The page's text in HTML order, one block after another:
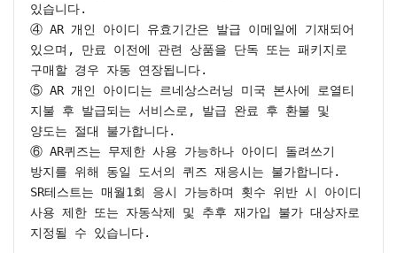
있습니다.
④ AR 개인 아이디 유효기간은 발급 이메일에 기재되어
있으며, 만료 이전에 관련 상품을 단독 또는 패키지로
구매할 경우 자동 연장됩니다.
⑤ AR 개인 아이디는 르네상스러닝 미국 본사에 로열티
지불 후 발급되는 서비스로, 발급 완료 후 환불 및
양도는 절대 불가합니다.
⑥ AR퀴즈는 무제한 사용 가능하나 아이디 돌려쓰기
방지를 위해 동일 도서의 퀴즈 재응시는 불가합니다.
SR테스트는 매월1회 응시 가능하며 횟수 위반 시 아이디
사용 제한 또는 자동삭제 및 추후 재가입 불가 대상자로
지정될 수 있습니다.